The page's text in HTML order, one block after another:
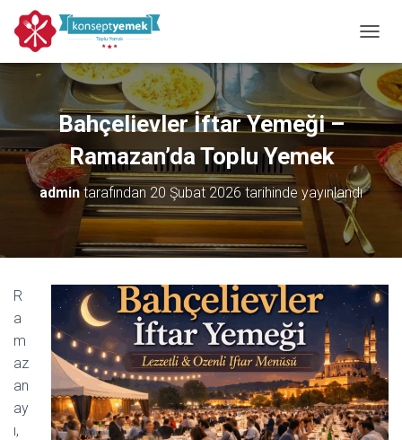
Bahçelievler İftar Yemeği –
Ramazan’da Toplu Yemek
admintarafından 20 Şubat 2026tarihinde yayınlandı
R
a
m
az
an
ay
ı,